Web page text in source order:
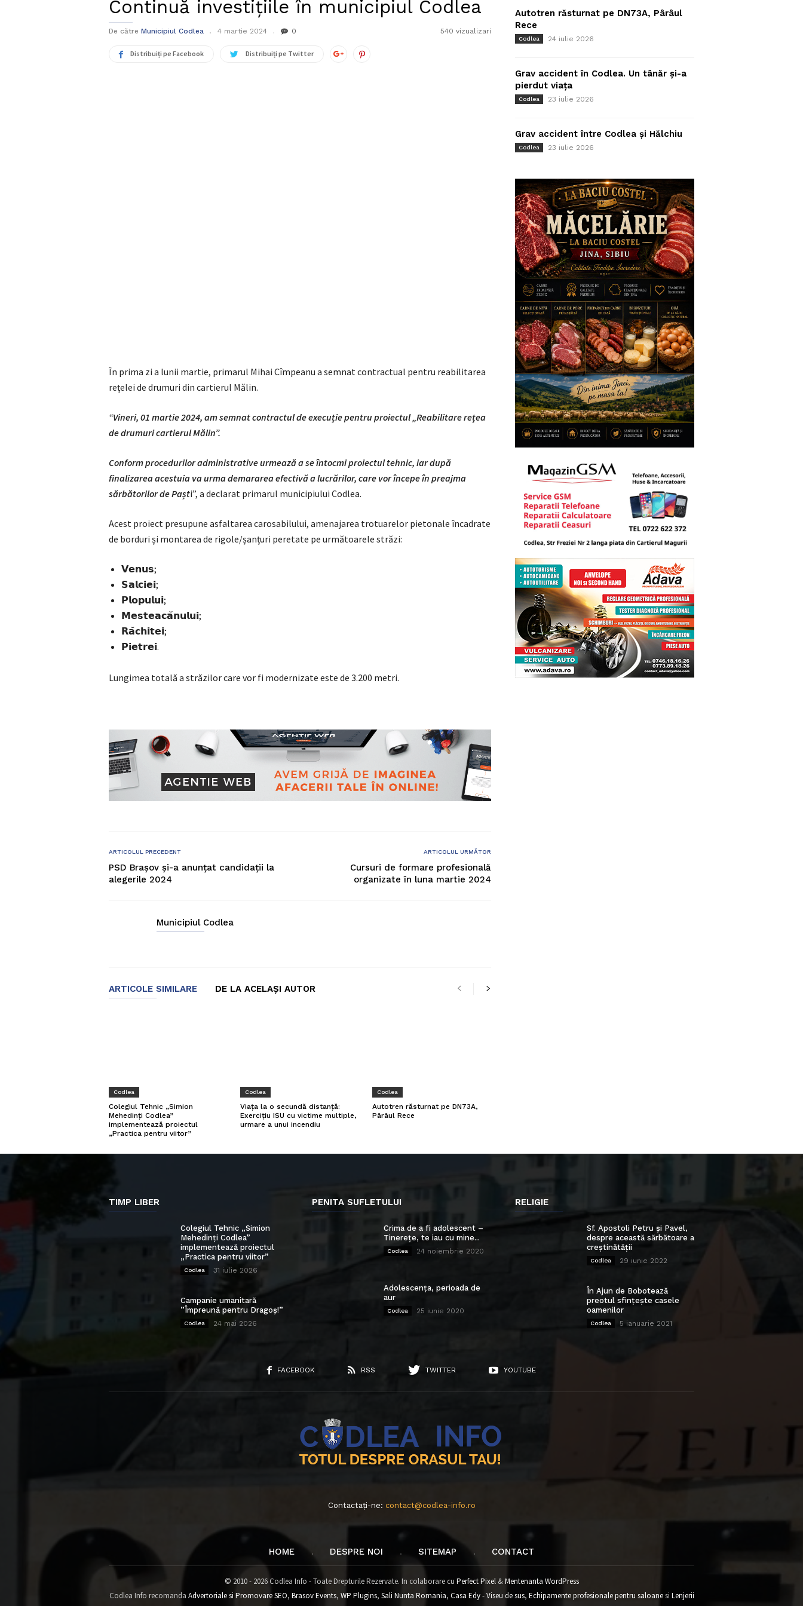
Continuă investițiile în municipiul Codlea
De către Municipiul Codlea 4 martie 2024 0 540 vizualizari
Distribuiți pe Facebook Distribuiți pe Twitter
În prima zi a lunii martie, primarul Mihai Cîmpeanu a semnat contractual pentru reabilitarea
rețelei de drumuri din cartierul Mălin.
“Vineri, 01 martie 2024, am semnat contractul de execuție pentru proiectul „Reabilitare rețea
de drumuri cartierul Mălin”.
Conform procedurilor administrative urmează a se întocmi proiectul tehnic, iar după
finalizarea acestuia va urma demararea efectivă a lucrărilor, care vor începe în preajma
sărbătorilor de Paști”, a declarat primarul municipiului Codlea.
Acest proiect presupune asfaltarea carosabilului, amenajarea trotuarelor pietonale încadrate
de borduri și montarea de rigole/șanțuri peretate pe următoarele străzi:
𝗩𝗲𝗻𝘂𝘀;
𝗦𝗮𝗹𝗰𝗶𝗲𝗶;
𝗣𝗹𝗼𝗽𝘂𝗹𝘂𝗶;
𝗠𝗲𝘀𝘁𝗲𝗮𝗰𝗮̆𝗻𝘂𝗹𝘂𝗶;
𝗥𝗮̆𝗰𝗵𝗶𝘁𝗲𝗶;
𝗣𝗶𝗲𝘁𝗿𝗲𝗶.
Lungimea totală a străzilor care vor fi modernizate este de 3.200 metri.
ARTICOLUL PRECEDENT
PSD Brașov și-a anunțat candidații la
alegerile 2024
ARTICOLUL URMĂTOR
Cursuri de formare profesională
organizate în luna martie 2024
Municipiul Codlea
ARTICOLE SIMILARE DE LA ACELAȘI AUTOR
Codlea
Colegiul Tehnic „Simion
Mehedinți Codlea”
implementează proiectul
„Practica pentru viitor”
Codlea
Viața la o secundă distanță:
Exercițiu ISU cu victime multiple,
urmare a unui incendiu
Codlea
Autotren răsturnat pe DN73A,
Pârâul Rece
Autotren răsturnat pe DN73A, Pârâul
Rece
Codlea 24 iulie 2026
Grav accident în Codlea. Un tânăr și-a
pierdut viața
Codlea 23 iulie 2026
Grav accident între Codlea și Hălchiu
Codlea 23 iulie 2026
TIMP LIBER
Colegiul Tehnic „Simion
Mehedinți Codlea”
implementează proiectul
„Practica pentru viitor”
Codlea 31 iulie 2026
Campanie umanitară
”Împreună pentru Dragoș!”
Codlea 24 mai 2026
PENITA SUFLETULUI
Crima de a fi adolescent –
Tinerețe, te iau cu mine...
Codlea 24 noiembrie 2020
Adolescența, perioada de
aur
Codlea 25 iunie 2020
RELIGIE
Sf. Apostoli Petru și Pavel,
despre această sărbătoare a
creștinătății
Codlea 29 iunie 2022
În Ajun de Bobotează
preotul sfințește casele
oamenilor
Codlea 5 ianuarie 2021
FACEBOOK RSS TWITTER YOUTUBE
Contactați-ne: contact@codlea-info.ro
HOME DESPRE NOI SITEMAP CONTACT
© 2010 - 2026 Codlea Info - Toate Drepturile Rezervate. In colaborare cu Perfect Pixel&Mentenanta WordPress
Codlea Info recomanda Advertoriale si Promovare SEO, Brasov Events, WP Plugins, Sali Nunta Romania, Casa Edy - Viseu de sus, Echipamente profesionale pentru saloanesi Lenjerii